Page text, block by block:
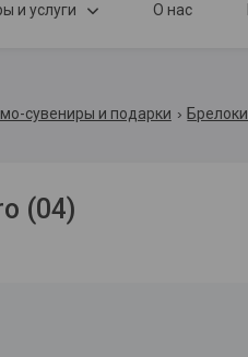
и услуги О нас
сувениры и подарки Брелоки
(04)